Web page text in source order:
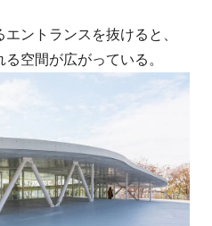
ントランスを抜けると、
空間が広がっている。